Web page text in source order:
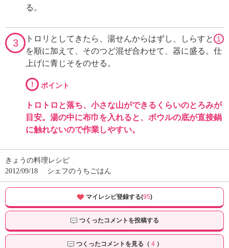
る。
3 トロリとしてきたら、湯せんからはずし、しらすと 1
を順に加えて、そのつど混ぜ合わせて、器に盛る。仕
上げに青じそをのせる。
! ポイント
トロトロと落ち、小さな山ができるくらいのとろみが
目安。湯の中に布巾を入れると、ボウルの底が直接鍋
に触れないので作業しやすい。
きょうの料理レシピ
2012/09/18
シェフのうちごはん
マイレシピ登録する(95)
つくったコメントを投稿する
つくったコメントを見る（ 4）